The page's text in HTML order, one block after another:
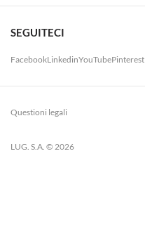
SEGUITECI
FacebookLinkedinYouTubePinterest
LUG. S.A. © 2026
Questioni legali